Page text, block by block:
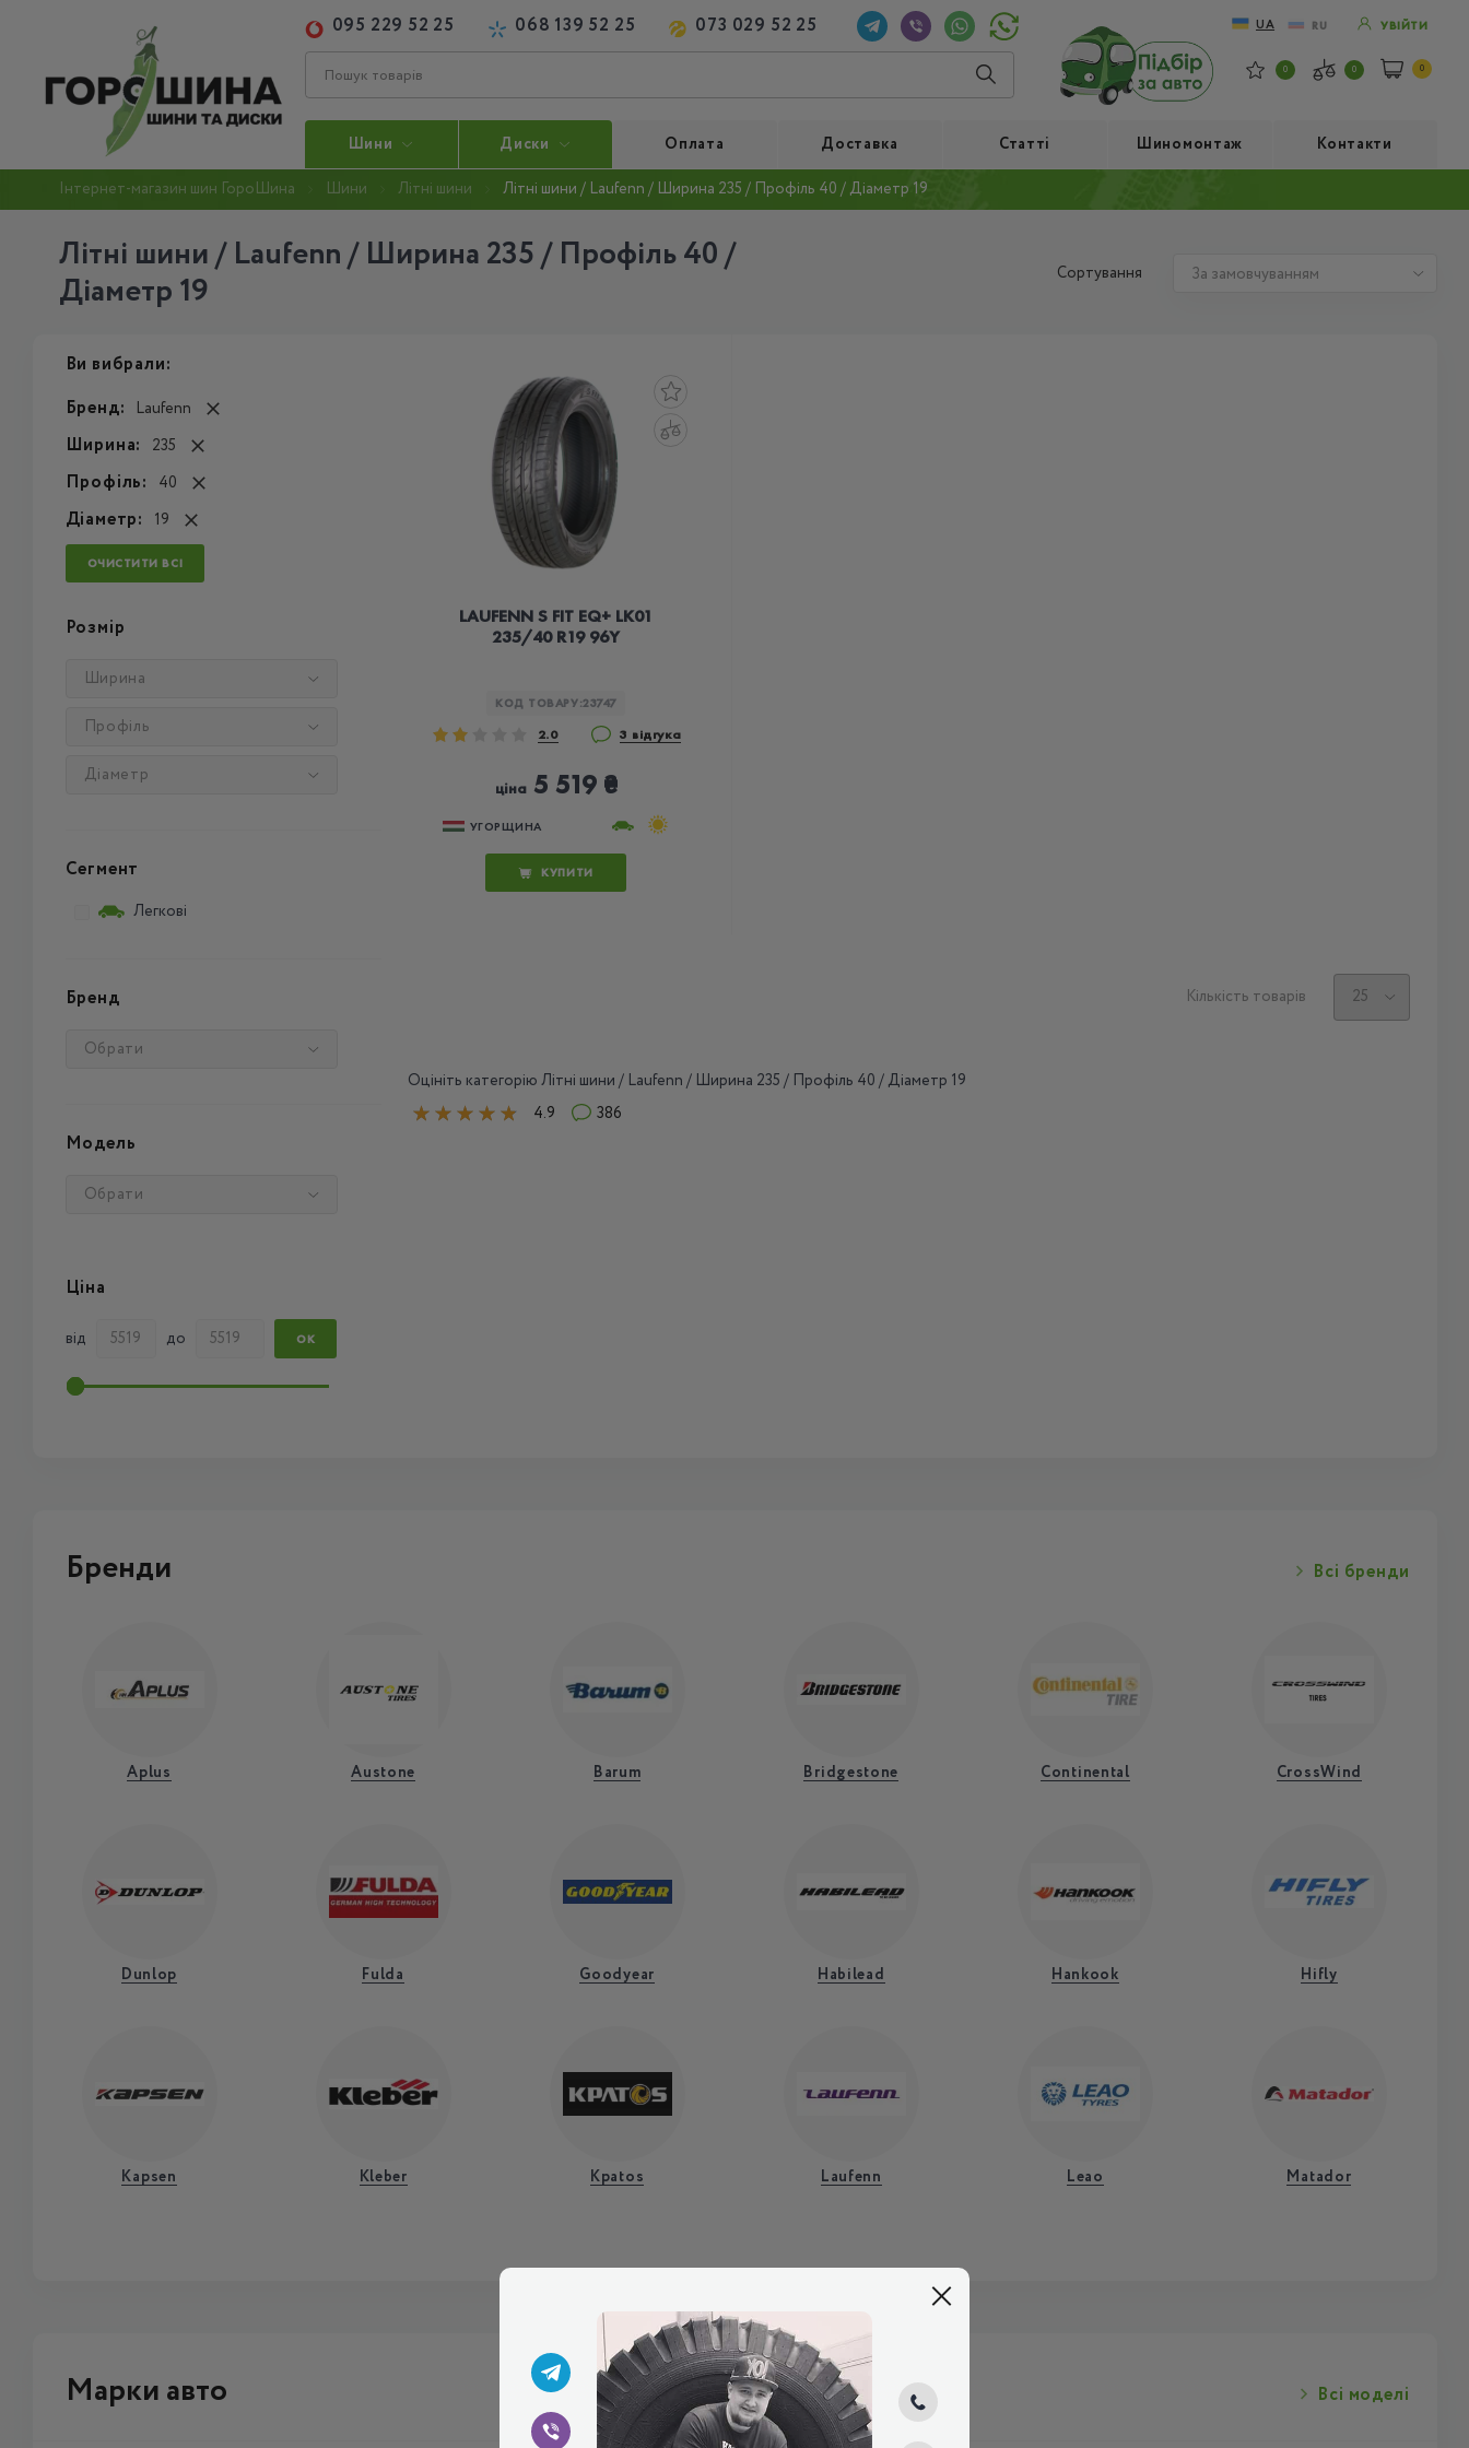
095 229 52 25 068 139 52 25 073 029 52 25 UA RU УВІЙТИ
0 0 0
Шини Диски Оплата Доставка Статті Шиномонтаж Контакти
Інтернет-магазин шин ГороШина Шини Літні шини Літні шини / Laufenn / Ширина 235 / Профіль 40 / Діаметр 19
Літні шини / Laufenn / Ширина 235 / Профіль 40 /
Діаметр 19
Сортування
Ви вибрали:
Бренд:
Laufenn
Ширина: 235
Профіль: 40
Діаметр: 19
ОЧИСТИТИ ВСІ
Розмір
Ширина
Профіль
Діаметр
Сегмент
Легкові
Бренд
Обрати
Модель
Обрати
Ціна
від до ОК
LAUFENN S FIT EQ+ LK01
235/40 R19 96Y
КОД ТОВАРУ:23747
2.0 3 відгука
ціна5 519 ₴
УГОРЩИНА
КУПИТИ
Кількість товарів
Оцініть категорію Літні шини / Laufenn / Ширина 235 / Профіль 40 / Діаметр 19
4.9
386
Бренди Всі бренди
Aplus Austone Barum Bridgestone Continental CrossWind
Dunlop Fulda Goodyear Habilead Hankook Hifly
Kapsen Kleber Kpatos Laufenn Leao Matador
Марки авто Всі моделі